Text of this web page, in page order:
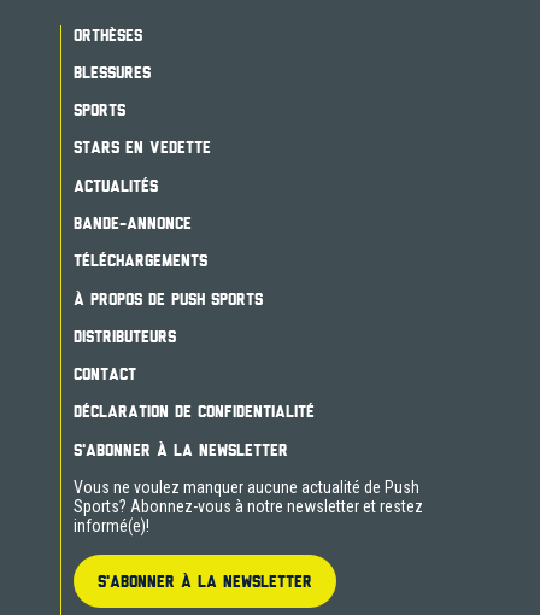
ORTHÈSES
BLESSURES
SPORTS
STARS EN VEDETTE
ACTUALITÉS
BANDE-ANNONCE
TÉLÉCHARGEMENTS
À PROPOS DE PUSH SPORTS
DISTRIBUTEURS
CONTACT
DÉCLARATION DE CONFIDENTIALITÉ
S'ABONNER À LA NEWSLETTER
Vous ne voulez manquer aucune actualité de Push
Sports? Abonnez-vous à notre newsletter et restez
informé(e)!
S'ABONNER À LA NEWSLETTER